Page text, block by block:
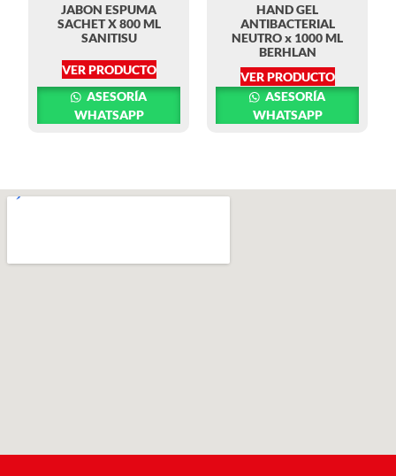
JABON ESPUMA
SACHET X 800 ML
SANITISU
VER PRODUCTO
ASESORÍA
WHATSAPP
HAND GEL
ANTIBACTERIAL
NEUTRO x 1000 ML
BERHLAN
VER PRODUCTO
ASESORÍA
WHATSAPP